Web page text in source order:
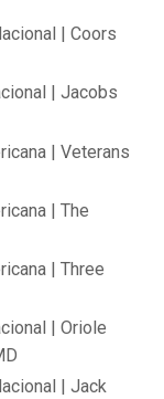
| Coors
| Jacobs
| Veterans
| The
| Three
| Oriole
| Jack